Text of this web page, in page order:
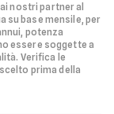
nostri partner al
su base mensile, per
potenza
essere soggette a
Verifica le
prima della